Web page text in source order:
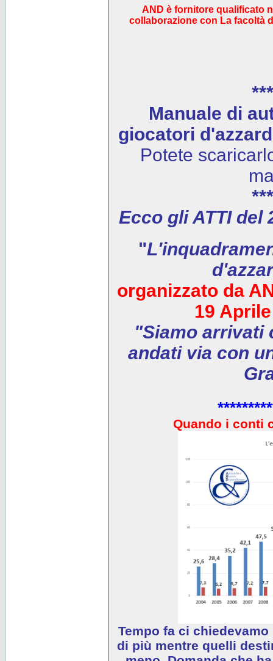
AND è fornitore qualificato
collaborazione con La facoltà
Manuale di
giocatori
Potete
Ecco gli ATTI del
"
organizzato da
19
"Siamo arrivati
andati via con
Quando i conti
Tempo fa ci
di più mentre quelli